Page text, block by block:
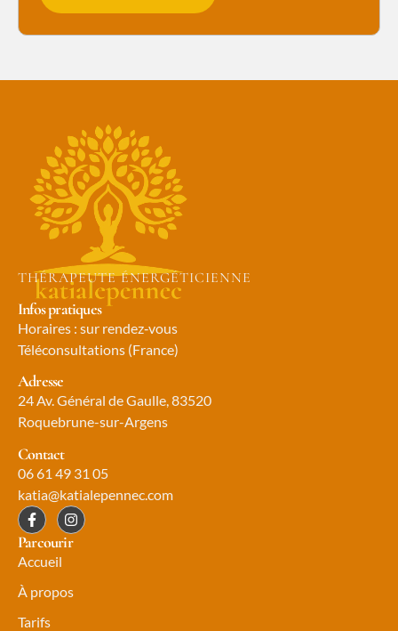
THÉRAPEUTE ÉNERGÉTICIENNE
Infos pratiques
Horaires : sur rendez‑vous
Téléconsultations (France)
Adresse
24 Av. Général de Gaulle, 83520
Roquebrune-sur-Argens
Contact
06 61 49 31 05
katia@katialepennec.com
Parcourir
Accueil
À propos
Tarifs